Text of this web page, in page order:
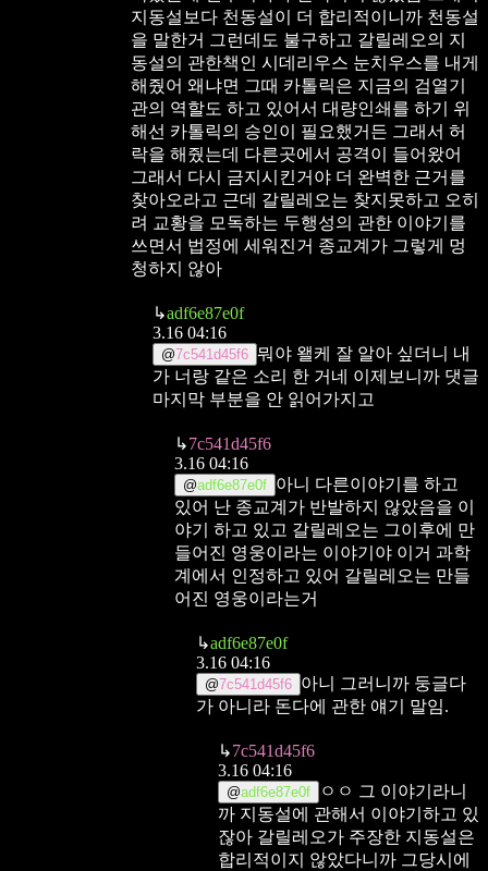
지동설보다 천동설이 더 합리적이니까 천동설
을 말한거 그런데도 불구하고 갈릴레오의 지
동설의 관한책인 시데리우스 눈치우스를 내게
해줬어 왜냐면 그때 카톨릭은 지금의 검열기
관의 역할도 하고 있어서 대량인쇄를 하기 위
해선 카톨릭의 승인이 필요했거든 그래서 허
락을 해줬는데 다른곳에서 공격이 들어왔어
그래서 다시 금지시킨거야 더 완벽한 근거를
찾아오라고 근데 갈릴레오는 찾지못하고 오히
려 교황을 모독하는 두행성의 관한 이야기를
쓰면서 법정에 세워진거 종교계가 그렇게 멍
청하지 않아
↳adf6e87e0f
3.16 04:16
@7c541d45f6 뭐야 왤케 잘 알아 싶더니 내
가 너랑 같은 소리 한 거네 이제보니까 댓글
마지막 부분을 안 읽어가지고
↳7c541d45f6
3.16 04:16
@adf6e87e0f 아니 다른이야기를 하고
있어 난 종교계가 반발하지 않았음을 이
야기 하고 있고 갈릴레오는 그이후에 만
들어진 영웅이라는 이야기야 이거 과학
계에서 인정하고 있어 갈릴레오는 만들
어진 영웅이라는거
↳adf6e87e0f
3.16 04:16
@7c541d45f6 아니 그러니까 둥글다
가 아니라 돈다에 관한 얘기 말임.
↳7c541d45f6
3.16 04:16
@adf6e87e0f
ㅇㅇ 그 이야기라니
까 지동설에 관해서 이야기하고 있
잖아 갈릴레오가 주장한 지동설은
합리적이지 않았다니까 그당시에